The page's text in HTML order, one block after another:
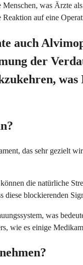
was Ärzte
auf eine
auch
der
das sehr gezielt
die natürliche
diese blockierenden
was
wie es einige